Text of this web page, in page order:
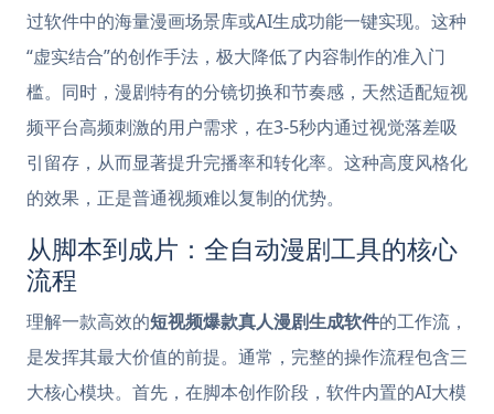
过软件中的海量漫画场景库或AI生成功能一键实现。这种
“虚实结合”的创作手法，极大降低了内容制作的准入门
槛。同时，漫剧特有的分镜切换和节奏感，天然适配短视
频平台高频刺激的用户需求，在3-5秒内通过视觉落差吸
引留存，从而显著提升完播率和转化率。这种高度风格化
的效果，正是普通视频难以复制的优势。
从脚本到成片：全自动漫剧工具的核心
流程
理解一款高效的短视频爆款真人漫剧生成软件的工作流，
是发挥其最大价值的前提。通常，完整的操作流程包含三
大核心模块。首先，在脚本创作阶段，软件内置的AI大模